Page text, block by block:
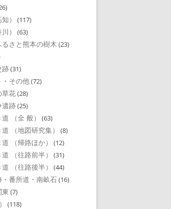
） (117)
） (63)
さと熊本の樹木 (23)
跡(31)
その他(72)
草花(28)
遺跡(25)
（全 般） (63)
（地図研究集） (8)
（帰路ほか） (12)
（往路前半） (31)
（往路後半） (44)
番所道・南畝石(16)
(7)
(118)